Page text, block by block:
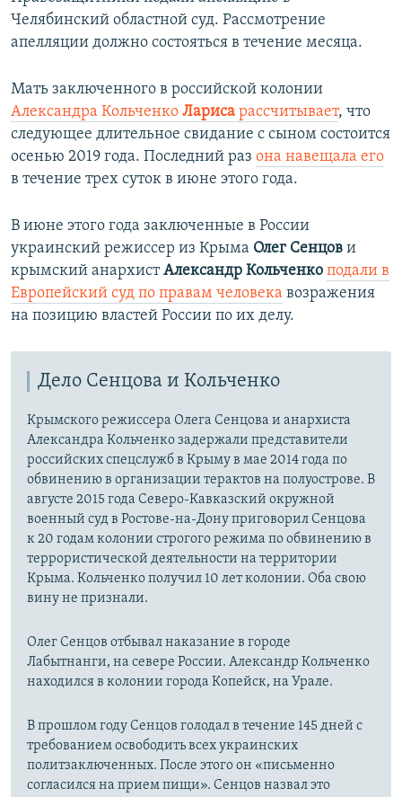
Челябинский областной суд. Рассмотрение
апелляции должно состояться в течение месяца.
Мать заключенного в российской колонии
Александра Кольченко Лариса рассчитывает, что
следующее длительное свидание с сыном состоится
осенью 2019 года. Последний раз она навещала его
в течение трех суток в июне этого года.
В июне этого года заключенные в России
украинский режиссер из Крыма Олег Сенцов и
крымский анархистАлександр Кольченко подали в
Европейский суд по правам человека возражения
на позицию властей России по их делу.
Дело Сенцова и Кольченко
Крымского режиссера Олега Сенцова и анархиста
Александра Кольченко задержали представители
российских спецслужб в Крыму в мае 2014 года по
обвинению в организации терактов на полуострове. В
августе 2015 года Северо-Кавказский окружной
военный суд в Ростове-на-Дону приговорил Сенцова
к 20 годам колонии строгого режима по обвинению в
террористической деятельности на территории
Крыма. Кольченко получил 10 лет колонии. Оба свою
вину не признали.
Олег Сенцов отбывал наказание в городе
Лабытнанги, на севере России. Александр Кольченко
находился в колонии города Копейск, на Урале.
В прошлом году Сенцов голодал в течение 145 дней с
требованием освободить всех украинских
политзаключенных. После этого он «письменно
согласился на прием пищи». Сенцов назвал это